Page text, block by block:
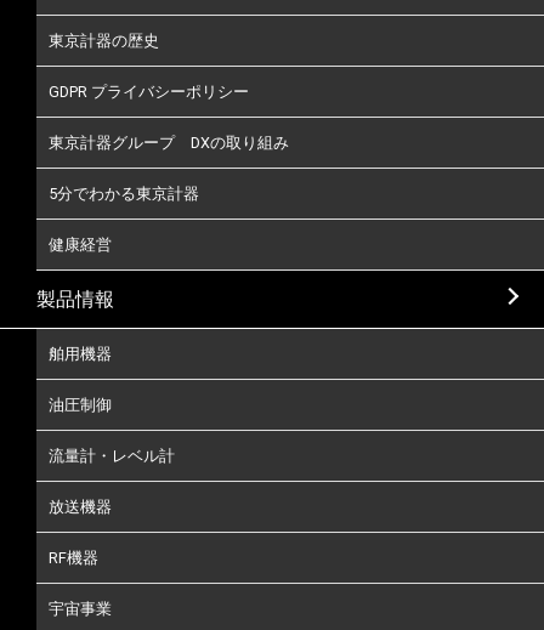
東京計器の歴史
GDPR プライバシーポリシー
東京計器グループ DXの取り組み
5分でわかる東京計器
健康経営
製品情報
舶用機器
油圧制御
流量計・レベル計
放送機器
RF機器
宇宙事業